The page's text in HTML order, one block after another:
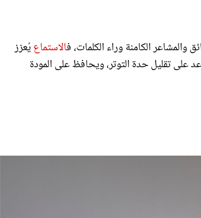
الكامنة وراء الكلمات، فالاستماعيُعزز
على تقليل حدة التوتر، ويحافظ على المودة